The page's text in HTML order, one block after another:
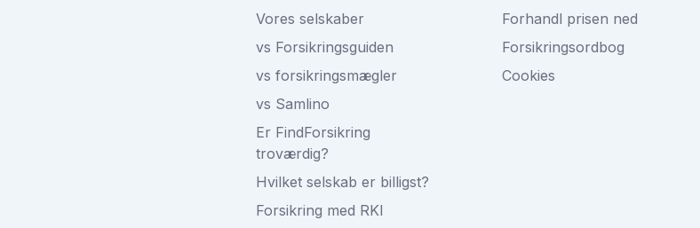
Vores selskaber
vs Forsikringsguiden
vs forsikringsmægler
vs Samlino
Er FindForsikring
troværdig?
Hvilket selskab er billigst?
Forsikring med RKI
Forhandl prisen ned
Forsikringsordbog
Cookies